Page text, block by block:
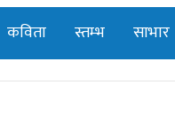
कविता स्तम्भ साभार